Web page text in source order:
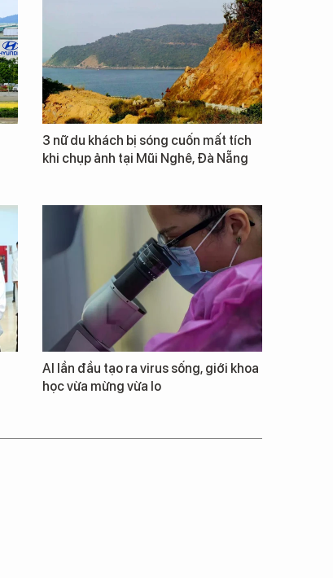
3 nữ du khách bị sóng cuốn mất tích
khi chụp ảnh tại Mũi Nghê, Đà Nẵng
AI lần đầu tạo ra virus sống, giới khoa
học vừa mừng vừa lo